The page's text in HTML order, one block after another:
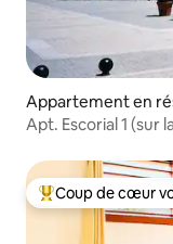
Appartement en
Apt. Escorial 1 (sur
Coups de cœur
Coup de cœur